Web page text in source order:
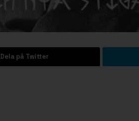
Dela på Twitter